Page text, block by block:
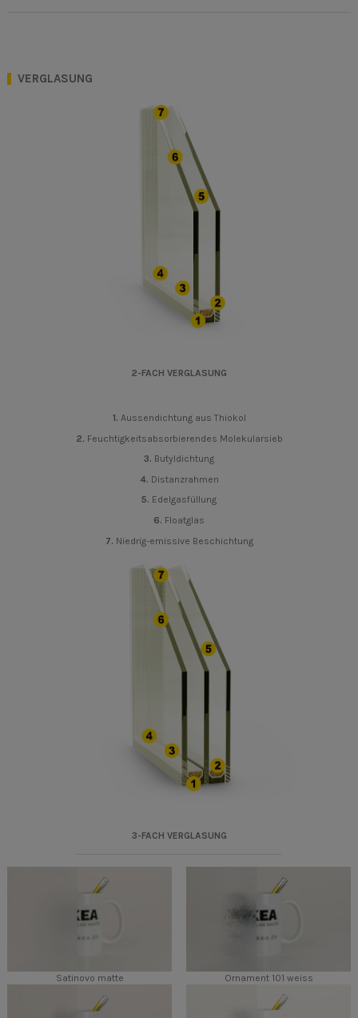
VERGLASUNG
2-FACH VERGLASUNG
1. Aussendichtung aus Thiokol
2. Feuchtigkeitsabsorbierendes Molekularsieb
3. Butyldichtung
4. Distanzrahmen
5. Edelgasfüllung
6. Floatglas
7. Niedrig-emissive Beschichtung
3-FACH VERGLASUNG
Satinovo matte Ornament 101 weiss